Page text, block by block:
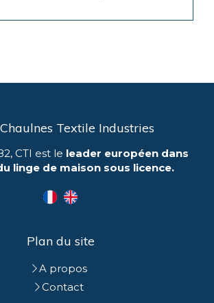
Textile Industries
CTI est le leader européen dans
linge de maison sous licence.
Plan du site
A propos
Contact